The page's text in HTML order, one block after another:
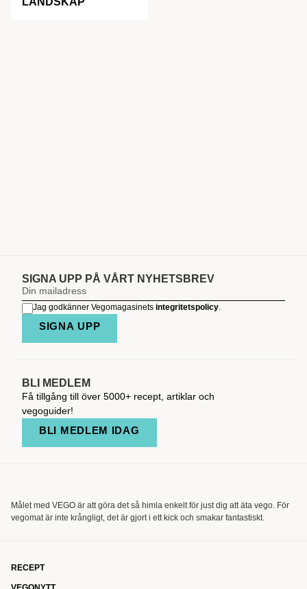
SIGNA UPP PÅ VÅRT NYHETSBREV
Jag godkänner Vegomagasinets integritetspolicy.
SIGNA UPP
BLI MEDLEM
Få tillgång till över 5000+ recept, artiklar och
vegoguider!
BLI MEDLEM IDAG
Målet med VEGO är att göra det så himla enkelt för just dig att äta vego. För
vegomat är inte krångligt, det är gjort i ett kick och smakar fantastiskt.
RECEPT